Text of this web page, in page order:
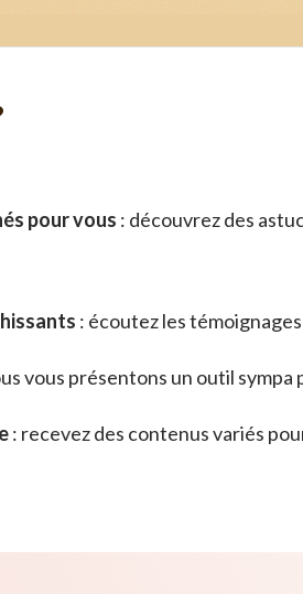
pour vous : découvrez des
: écoutez les
vous présentons un outil
: recevez des contenus variés